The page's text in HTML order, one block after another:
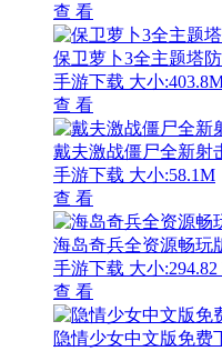
查 看
保卫萝卜3全主题塔
手游下载 大小
查 看
戴夫激战僵尸全新射
手游下载 大小:58.1M
查 看
海岛奇兵全资源畅玩
手游下载 大小
查 看
隐情少女中文版免费